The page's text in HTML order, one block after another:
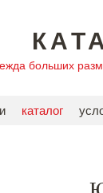
больших
каталог